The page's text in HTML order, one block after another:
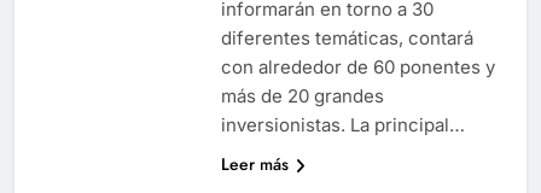
informarán en torno a 30
diferentes temáticas, contará
con alrededor de 60 ponentes y
más de 20 grandes
inversionistas. La principal…
Leer más